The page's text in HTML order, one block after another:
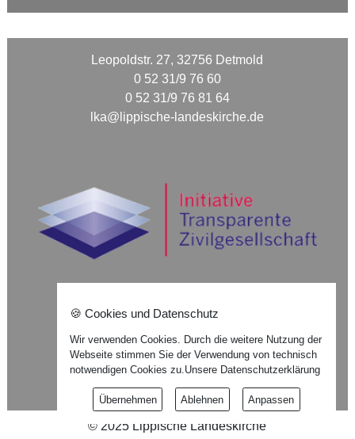
Leopoldstr. 27, 32756 Detmold
0 52 31/9 76 60
0 52 31/9 76 81 64
lka@lippische-landeskirche.de
Impressum
Datenschutzerklärung
© 2025 Lippische Landeskirche
🍪 Cookies und Datenschutz
Wir verwenden Cookies. Durch die weitere Nutzung der
Webseite stimmen Sie der Verwendung von technisch
notwendigen Cookies zu.Unsere Datenschutzerklärung
Übernehmen Ablehnen Anpassen